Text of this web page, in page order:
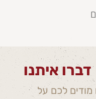
דברו איתנו
מודים לכם על